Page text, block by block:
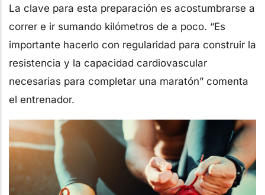
La clave para esta preparación es acostumbrarse a
correr e ir sumando kilómetros de a poco. “Es
importante hacerlo con regularidad para construir la
resistencia y la capacidad cardiovascular
necesarias para completar una maratón” comenta
el entrenador.